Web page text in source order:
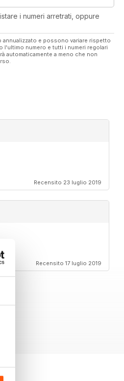
i numeri arretrati, oppure
e possono variare rispetto
numero e tutti i numeri regolari
automaticamente a meno che non
Recensito 23 luglio 2019
Recensito 17 luglio 2019